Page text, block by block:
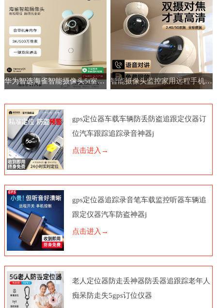
华为智选海雀智能摄像头5i室内家用手机远程360°无线监控摄像机 智能摄像头监控家用远程手机带语音360度高清夜视室内无线免插电
gps定位器车载车辆防丢防盗追跟定仪器订
位汽车跟踪追踪录音神器j
点击进入→
gps定位器追踪录音笔车载监控听器车辆追
跟定仪器汽车防盗神器j
点击进入→
老人定位器防走丢神器防丢器追跟踪老年人
痴呆防走失5gps订位仪器